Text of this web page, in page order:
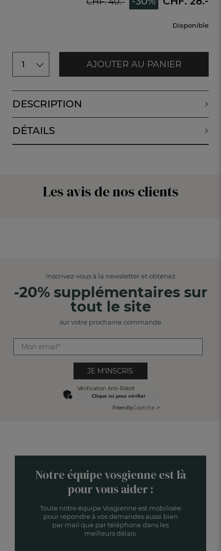
Disponible
1 AJOUTER AU PANIER
DESCRIPTION
DÉTAILS
Les avis de nos clients
Inscrivez-vous à la newsletter et obtenez
-20% supplémentaires sur
tout le site
sur votre prochaine commande
JE M'INSCRIS
Vérification Anti-Robot
Clique ici pour vérifier
FriendlyCaptcha ⇗
Notre équipe vosgienne est là
pour vous aider :
Toute notre équipe Vosgienne est mobilisée
pour répondre à vos demandes aussi bien
par mail que par téléphone dans les
meilleurs délais.